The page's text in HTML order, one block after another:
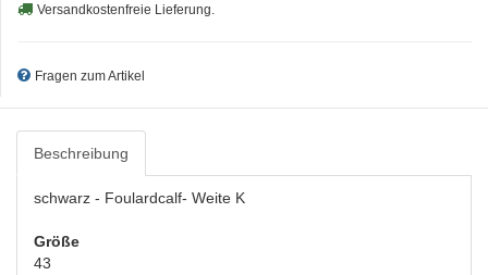
Versandkostenfreie Lieferung.
Fragen zum Artikel
Beschreibung
schwarz - Foulardcalf- Weite K
Größe
43